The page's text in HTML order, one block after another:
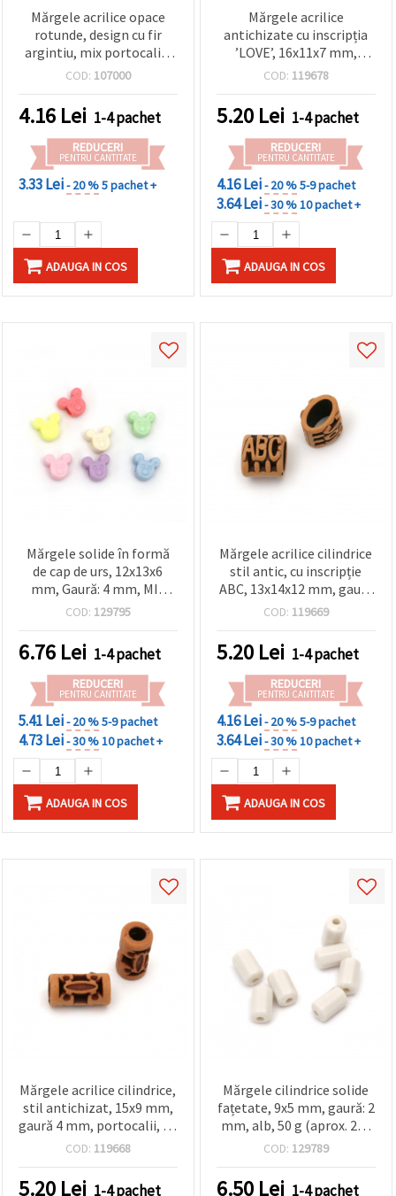
Mărgele acrilice opace
rotunde, design cu fir
argintiu, mix portocaliu,
11,5x10 mm, orificiu: 4,5
COD: 107000
4.16 Lei 1-4 pachet
REDUCERI
PENTRU CANTITATE
3.33 Lei- 20 %5 pachet +
ADAUGA IN COS
Mărgele acrilice
antichizate cu inscripția
’LOVE’, 16x11x7 mm,
orificiu: 4,5 mm, maro, 50
COD: 119678
5.20 Lei 1-4 pachet
REDUCERI
PENTRU CANTITATE
4.16 Lei- 20 %5-9 pachet
3.64 Lei- 30 %10 pachet +
ADAUGA IN COS
Mărgele solide în formă
de cap de urs, 12x13x6
mm, Gaură: 4 mm, MIX
culori, 50 g (~105 buc.)
COD: 129795
6.76 Lei 1-4 pachet
REDUCERI
PENTRU CANTITATE
5.41 Lei- 20 %5-9 pachet
4.73 Lei- 30 %10 pachet +
ADAUGA IN COS
Mărgele acrilice cilindrice
stil antic, cu inscripție
ABC, 13x14x12 mm, gaură
10x5 mm, maro, 50 g (~60
COD: 119669
5.20 Lei 1-4 pachet
REDUCERI
PENTRU CANTITATE
4.16 Lei- 20 %5-9 pachet
3.64 Lei- 30 %10 pachet +
ADAUGA IN COS
Mărgele acrilice cilindrice,
stil antichizat, 15x9 mm,
gaură 4 mm, portocalii, 50
g (~75 buc.)
COD: 119668
5.20 Lei 1-4 pachet
Mărgele cilindrice solide
fațetate, 9x5 mm, gaură: 2
mm, alb, 50 g (aprox. 285
buc.)
COD: 129789
6.50 Lei 1-4 pachet